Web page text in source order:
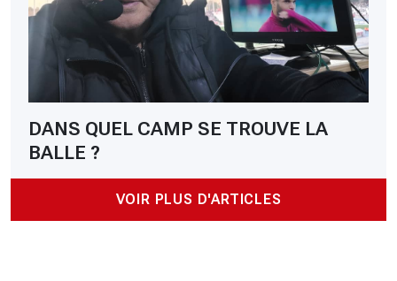
DANS QUEL CAMP SE TROUVE LA
BALLE ?
VOIR PLUS D'ARTICLES